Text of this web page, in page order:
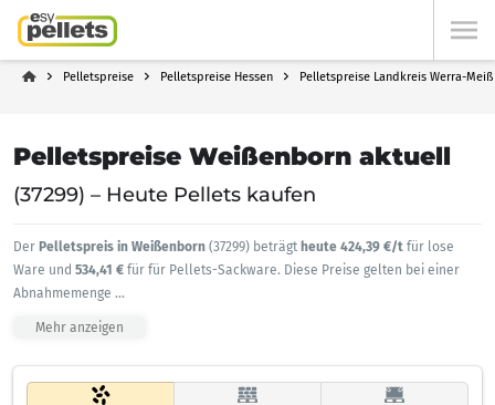
Pelletspreise Pelletspreise Hessen Pelletspreise Landkreis Werra-
Pelletspreise Weißenborn aktuell
(37299) – Heute Pellets kaufen
Der Pelletspreis in Weißenborn (37299) beträgt heute 424,39 €/t für lose
Ware und 534,41 € für für Pellets-Sackware. Diese Preise gelten bei einer
Abnahmemenge ...
Mehr anzeigen